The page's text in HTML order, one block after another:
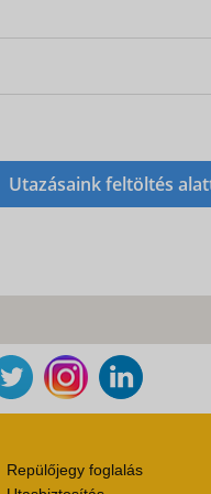
Utazásaink feltöltés
Repülőjegy foglalás